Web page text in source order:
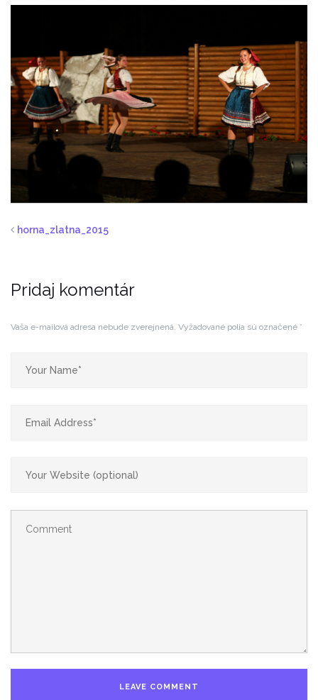
horna_zlatna_2015
Pridaj komentár
Vaša e-mailová adresa nebude zverejnená. Vyžadované polia sú označené *